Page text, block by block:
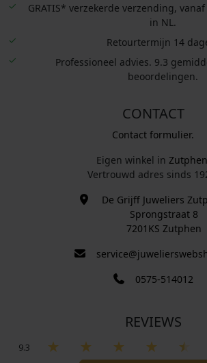
GRATIS* verzekerde verzending,
in NL.
Retourtermijn 14
Professioneel advies. 9.3
beoordelingen.
CONTACT
Contact formulier.
Eigen winkel in Zutphen
Vertrouwd adres sinds
De Grijff Juweliers
Sprongstraat 8
7201KS Zutphen
0575-514012
REVIEWS
9.3